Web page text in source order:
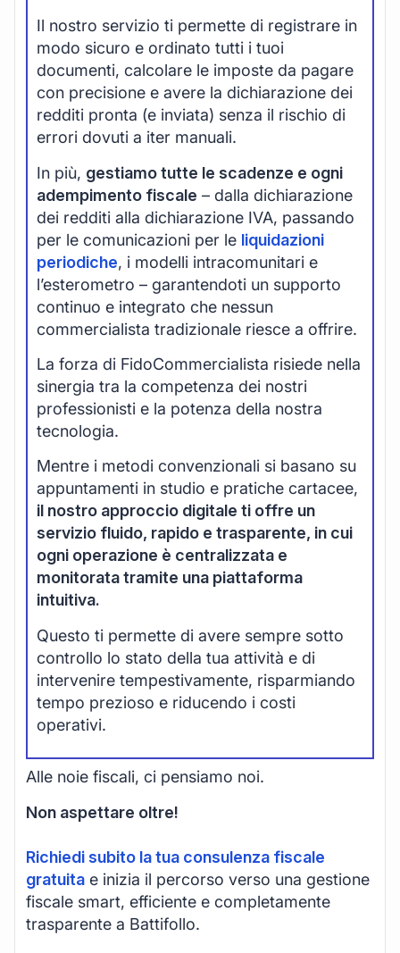
Il nostro servizio ti permette di registrare in
modo sicuro e ordinato tutti i tuoi
documenti, calcolare le imposte da pagare
con precisione e avere la dichiarazione dei
redditi pronta (e inviata) senza il rischio di
errori dovuti a iter manuali.
In più, gestiamo tutte le scadenze e ogni
adempimento fiscale – dalla dichiarazione
dei redditi alla dichiarazione IVA, passando
per le comunicazioni per le liquidazioni
periodiche, i modelli intracomunitari e
l’esterometro – garantendoti un supporto
continuo e integrato che nessun
commercialista tradizionale riesce a offrire.
La forza di FidoCommercialista risiede nella
sinergia tra la competenza dei nostri
professionisti e la potenza della nostra
tecnologia.
Mentre i metodi convenzionali si basano su
appuntamenti in studio e pratiche cartacee,
il nostro approccio digitale ti offre un
servizio fluido, rapido e trasparente, in cui
ogni operazione è centralizzata e
monitorata tramite una piattaforma
intuitiva.
Questo ti permette di avere sempre sotto
controllo lo stato della tua attività e di
intervenire tempestivamente, risparmiando
tempo prezioso e riducendo i costi
operativi.
Alle noie fiscali, ci pensiamo noi.
Non aspettare oltre!
Richiedi subito la tua consulenza fiscale
gratuita e inizia il percorso verso una gestione
fiscale smart, efficiente e completamente
trasparente a Battifollo.